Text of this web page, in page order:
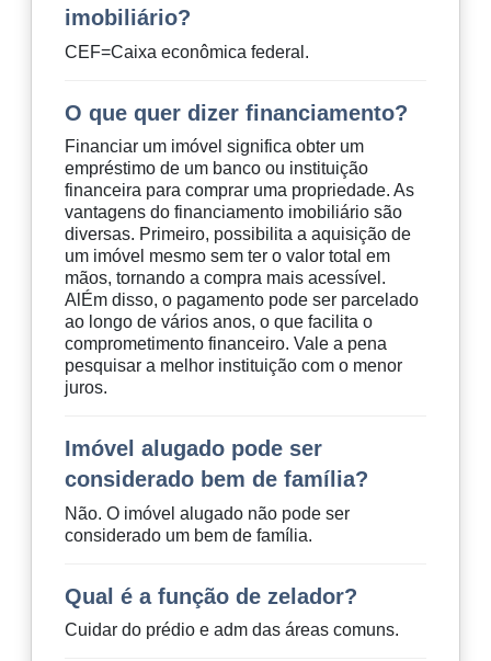
imobiliário?
CEF=Caixa econômica federal.
O que quer dizer financiamento?
Financiar um imóvel significa obter um
empréstimo de um banco ou instituição
financeira para comprar uma propriedade. As
vantagens do financiamento imobiliário são
diversas. Primeiro, possibilita a aquisição de
um imóvel mesmo sem ter o valor total em
mãos, tornando a compra mais acessível.
AlÉm disso, o pagamento pode ser parcelado
ao longo de vários anos, o que facilita o
comprometimento financeiro. Vale a pena
pesquisar a melhor instituição com o menor
juros.
Imóvel alugado pode ser
considerado bem de família?
Não. O imóvel alugado não pode ser
considerado um bem de família.
Qual é a função de zelador?
Cuidar do prédio e adm das áreas comuns.